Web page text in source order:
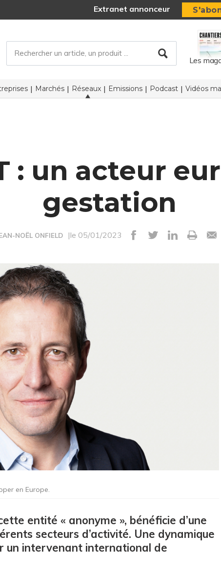
Extranet annonceur
Les
Marchés Réseaux Emissions Podcast Vidéos
: un acteur
gestation
NOËL ONFIELD |le 05/01/2023
en Europe.
entité « anonyme », bénéficie d’une
secteurs d’activité. Une dynamique
un intervenant international de